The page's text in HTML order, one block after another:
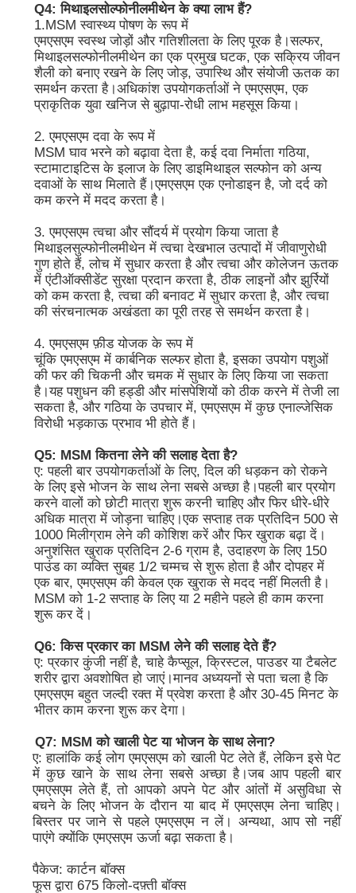
Q4: मिथाइलसोल्फोनीलमीथेन के क्या लाभ हैं?
1.MSM स्वास्थ्य पोषण के रूप में
एमएसएम स्वस्थ जोड़ों और गतिशीलता के लिए पूरक है।सल्फर,
मिथाइलसल्फोनीलमीथेन का एक प्रमुख घटक, एक सक्रिय जीवन
शैली को बनाए रखने के लिए जोड़, उपास्थि और संयोजी ऊतक का
समर्थन करता है।अधिकांश उपयोगकर्ताओं ने एमएसएम, एक
प्राकृतिक युवा खनिज से बुढ़ापा-रोधी लाभ महसूस किया।
2. एमएसएम दवा के रूप में
MSM घाव भरने को बढ़ावा देता है, कई दवा निर्माता गठिया,
स्टामाटाइटिस के इलाज के लिए डाइमिथाइल सल्फोन को अन्य
दवाओं के साथ मिलाते हैं।एमएसएम एक एनोडाइन है, जो दर्द को
कम करने में मदद करता है।
3. एमएसएम त्वचा और सौंदर्य में प्रयोग किया जाता है
मिथाइलसुल्फोनीलमीथेन में त्वचा देखभाल उत्पादों में जीवाणुरोधी
गुण होते हैं, लोच में सुधार करता है और त्वचा और कोलेजन ऊतक
में एंटीऑक्सीडेंट सुरक्षा प्रदान करता है, ठीक लाइनों और झुर्रियों
को कम करता है, त्वचा की बनावट में सुधार करता है, और त्वचा
की संरचनात्मक अखंडता का पूरी तरह से समर्थन करता है।
4. एमएसएम फ़ीड योजक के रूप में
चूंकि एमएसएम में कार्बनिक सल्फर होता है, इसका उपयोग पशुओं
की फर की चिकनी और चमक में सुधार के लिए किया जा सकता
है।यह पशुधन की हड्डी और मांसपेशियों को ठीक करने में तेजी ला
सकता है, और गठिया के उपचार में, एमएसएम में कुछ एनाल्जेसिक
विरोधी भड़काऊ प्रभाव भी होते हैं।
Q5: MSM कितना लेने की सलाह देता है?
ए: पहली बार उपयोगकर्ताओं के लिए, दिल की धड़कन को रोकने
के लिए इसे भोजन के साथ लेना सबसे अच्छा है।पहली बार प्रयोग
करने वालों को छोटी मात्रा शुरू करनी चाहिए और फिर धीरे-धीरे
अधिक मात्रा में जोड़ना चाहिए।एक सप्ताह तक प्रतिदिन 500 से
1000 मिलीग्राम लेने की कोशिश करें और फिर खुराक बढ़ा दें।
अनुशंसित खुराक प्रतिदिन 2-6 ग्राम है, उदाहरण के लिए 150
पाउंड का व्यक्ति सुबह 1/2 चम्मच से शुरू होता है और दोपहर में
एक बार, एमएसएम की केवल एक खुराक से मदद नहीं मिलती है।
MSM को 1-2 सप्ताह के लिए या 2 महीने पहले ही काम करना
शुरू कर दें।
Q6: किस प्रकार का MSM लेने की सलाह देते हैं?
ए: प्रकार कुंजी नहीं है, चाहे कैप्सूल, क्रिस्टल, पाउडर या टैबलेट
शरीर द्वारा अवशोषित हो जाएं।मानव अध्ययनों से पता चला है कि
एमएसएम बहुत जल्दी रक्त में प्रवेश करता है और 30-45 मिनट के
भीतर काम करना शुरू कर देगा।
Q7: MSM को खाली पेट या भोजन के साथ लेना?
ए: हालांकि कई लोग एमएसएम को खाली पेट लेते हैं, लेकिन इसे पेट
में कुछ खाने के साथ लेना सबसे अच्छा है।जब आप पहली बार
एमएसएम लेते हैं, तो आपको अपने पेट और आंतों में असुविधा से
बचने के लिए भोजन के दौरान या बाद में एमएसएम लेना चाहिए।
बिस्तर पर जाने से पहले एमएसएम न लें। अन्यथा, आप सो नहीं
पाएंगे क्योंकि एमएसएम ऊर्जा बढ़ा सकता है।
पैकेज: कार्टन बॉक्स
फूस द्वारा 675 किलो-दफ़्ती बॉक्स